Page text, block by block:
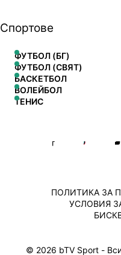
Спортове
ФУТБОЛ (БГ)
ФУТБОЛ (СВЯТ)
БАСКЕТБОЛ
ВОЛЕЙБОЛ
ТЕНИС
© 2026 bTV Sport -
ПОЛИТИКА ЗА
УСЛОВИЯ